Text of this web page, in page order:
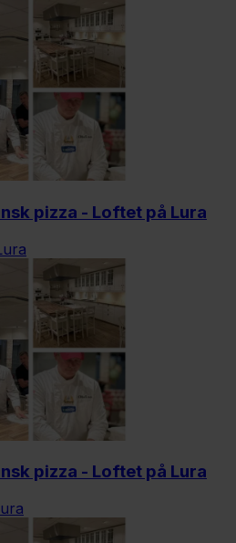
pizza - Loftet på Lura
pizza - Loftet på Lura